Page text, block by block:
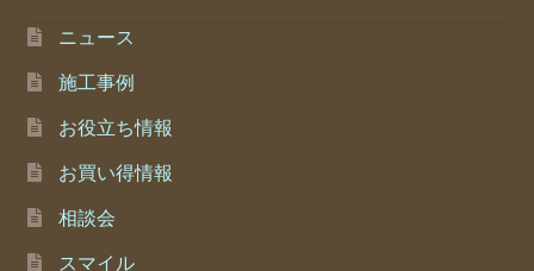
ニュース
施工事例
お役立ち情報
お買い得情報
相談会
スマイル